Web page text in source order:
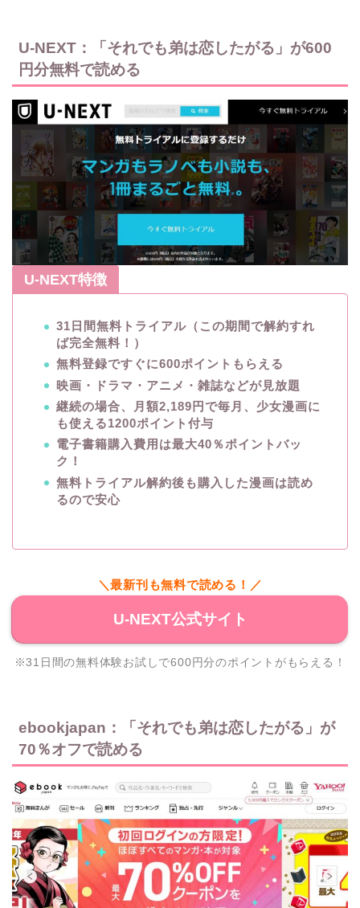
U-NEXT：「それでも弟は恋したがる」が600
円分無料で読める
U-NEXT特徴
31日間無料トライアル（この期間で解約すれ
ば完全無料！）
無料登録ですぐに600ポイントもらえる
映画・ドラマ・アニメ・雑誌などが見放題
継続の場合、月額2,189円で毎月、少女漫画に
も使える1200ポイント付与
電子書籍購入費用は最大40％ポイントバッ
ク！
無料トライアル解約後も購入した漫画は読め
るので安心
＼最新刊も無料で読める！／
U-NEXT公式サイト
※31日間の無料体験お試しで600円分のポイントがもらえる！
ebookjapan：「それでも弟は恋したがる」が
70％オフで読める